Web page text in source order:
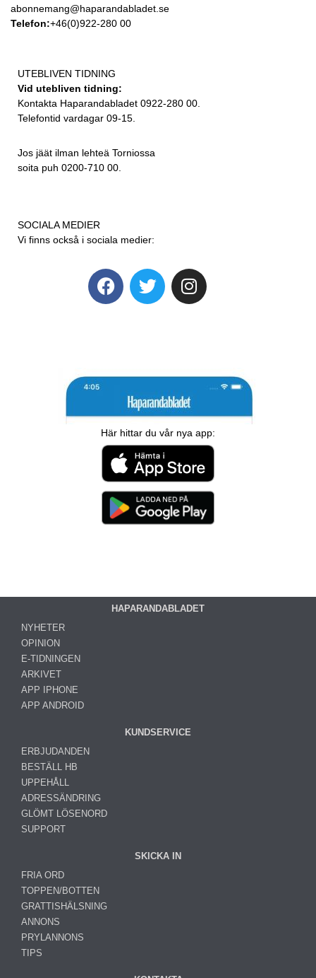
abonnemang@haparandabladet.se
Telefon:+46(0)922-280 00
UTEBLIVEN TIDNING
Vid utebliven tidning:
Kontakta Haparandabladet 0922-280 00.
Telefontid vardagar 09-15.
Jos jäät ilman lehteä Torniossa
soita puh 0200-710 00.
SOCIALA MEDIER
Vi finns också i sociala medier:
Här hittar du vår nya app:
HAPARANDABLADET
NYHETER
OPINION
E-TIDNINGEN
ARKIVET
APP IPHONE
APP ANDROID
KUNDSERVICE
ERBJUDANDEN
BESTÄLL HB
UPPEHÅLL
ADRESSÄNDRING
GLÖMT LÖSENORD
SUPPORT
SKICKA IN
FRIA ORD
TOPPEN/BOTTEN
GRATTISHÄLSNING
ANNONS
PRYLANNONS
TIPS